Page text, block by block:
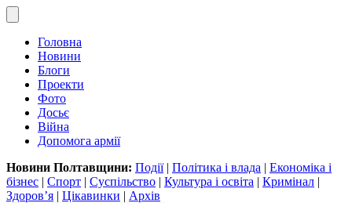
Головна
Новини
Блоги
Проекти
Фото
Досьє
Війна
Допомога армії
Новини Полтавщини: Події| Політика і влада | Економіка і
бізнес | Спорт | Суспільство | Культура і освіта | Кримінал |
Здоров’я | Цікавинки | Архів